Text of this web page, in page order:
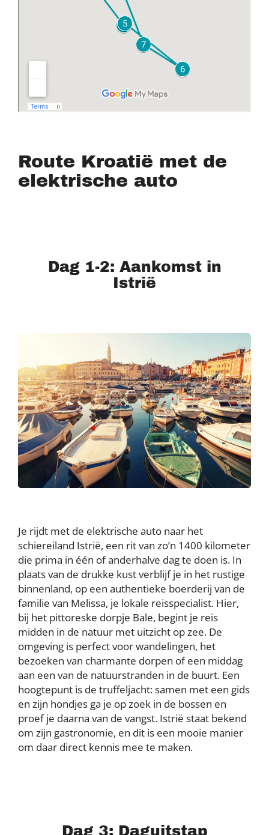
Route Kroatië met de
elektrische auto
Dag 1-2: Aankomst in
Istrië
Je rijdt met de elektrische auto naar het
schiereiland Istrië, een rit van zo’n 1400 kilometer
die prima in één of anderhalve dag te doen is. In
plaats van de drukke kust verblijf je in het rustige
binnenland, op een authentieke boerderij van de
familie van Melissa, je lokale reisspecialist. Hier,
bij het pittoreske dorpje Bale, begint je reis
midden in de natuur met uitzicht op zee. De
omgeving is perfect voor wandelingen, het
bezoeken van charmante dorpen of een middag
aan een van de natuurstranden in de buurt. Een
hoogtepunt is de truffeljacht: samen met een gids
en zijn hondjes ga je op zoek in de bossen en
proef je daarna van de vangst. Istrië staat bekend
om zijn gastronomie, en dit is een mooie manier
om daar direct kennis mee te maken.
Dag 3: Daguitstap